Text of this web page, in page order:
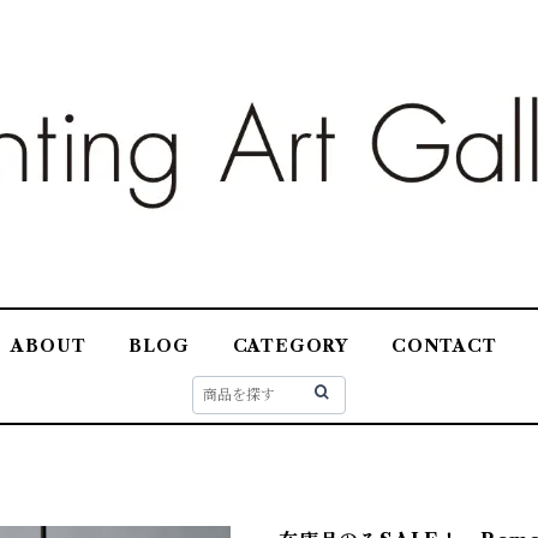
ABOUT BLOG CATEGORY CONTACT